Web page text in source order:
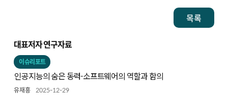
목록
대표저자 연구자료
이슈리포트
인공지능의 숨은 동력-소프트웨어의 역할과 함의
유재흥 2025-12-29